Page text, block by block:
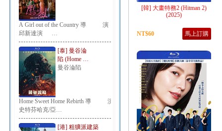
A Girl out of the Country 導 演：
邱新達演 …
[泰] 曼谷淪
陷 (Home …
曼谷淪陷
Home Sweet Home Rebirth 導 演：
史特芬哈克/亞…
[港] 粗獷派建築
[韓] 大畫特務2 (Hitman 2)
(2025)
NT$60 馬上訂購